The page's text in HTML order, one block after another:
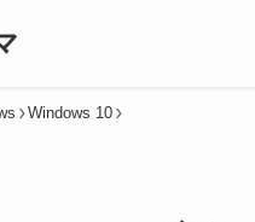
Windows 10